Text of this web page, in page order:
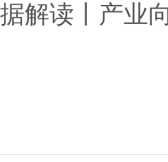
据解读丨产业